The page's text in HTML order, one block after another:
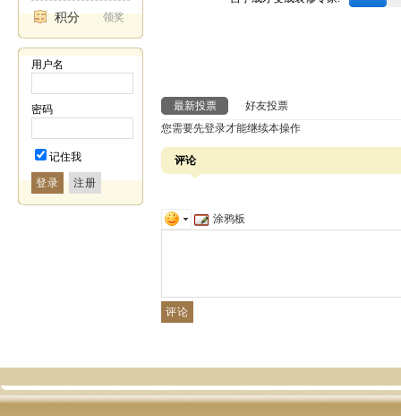
积分 领奖
用户名
密码
记住我
登录
最新投票
好友投票
您需要先登录才能继续本操作
评论
涂鸦板